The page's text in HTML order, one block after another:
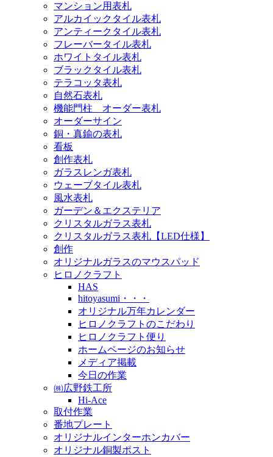
マンション用表札
アルカイックタイル表札
アンティークタイル表札
フレーバータイル表札
ホワイトタイル表札
ブラックタイル表札
テラコッタ表札
自然石表札
機能門柱 オーダー表札
オーダーサイン
銅・真鍮の表札
看板
創作表札
ガラスレンガ表札
ウェーブタイル表札
風水表札
ガーデン＆エクステリア
クリスタルガラス表札
クリスタルガラス表札【LED仕様】
創作
オリジナルガラスのマウスパッド
ヒロノクラフト
HAS
hitoyasumi・・・
オリジナル万年カレンダー
ヒロノクラフトのこだわり
ヒロノクラフト便り
ホームページのお知らせ
メディア掲載
今日の作業
㈱広野鉄工所
Hi-Ace
取付作業
番地プレート
オリジナルインターホンカバー
オリジナル銅製ポスト